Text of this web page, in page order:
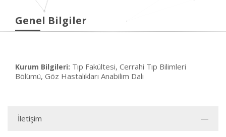
Genel Bilgiler
Kurum Bilgileri: Tıp Fakültesi, Cerrahi Tıp Bilimleri
Bölümü, Göz Hastalıkları Anabilim Dalı
İletişim